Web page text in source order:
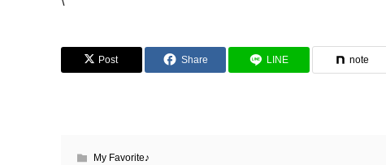
Post Share LINE note
My Favorite♪